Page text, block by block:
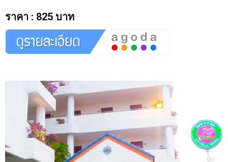
ราคา : 825 บาท